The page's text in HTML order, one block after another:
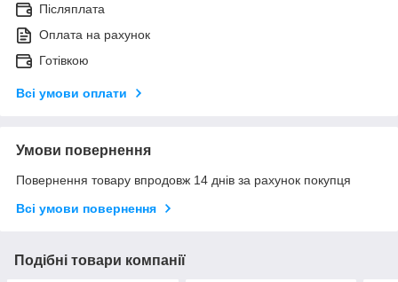
Післяплата
Оплата на рахунок
Готівкою
Всі умови оплати
Умови повернення
Повернення товару впродовж 14 днів за рахунок покупця
Всі умови повернення
Подібні товари компанії